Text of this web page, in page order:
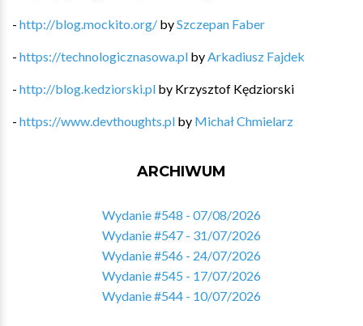
- http://blog.mockito.org/ bySzczepan Faber
- https://technologicznasowa.pl by Arkadiusz Fajdek
- http://blog.kedziorski.pl by Krzysztof Kędziorski
- https://www.devthoughts.pl by Michał Chmielarz
ARCHIWUM
Wydanie #548 - 07/08/2026
Wydanie #547 - 31/07/2026
Wydanie #546 - 24/07/2026
Wydanie #545 - 17/07/2026
Wydanie #544 - 10/07/2026